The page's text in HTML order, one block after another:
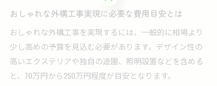
おしゃれな外構工事実現に必要な費用目安とは
おしゃれな外構工事を実現するには、一般的に相場より
少し高めの予算を見込む必要があります。デザイン性の
高いエクステリアや独自の造園、照明設置などを含める
と、70万円から250万円程度が目安となります。